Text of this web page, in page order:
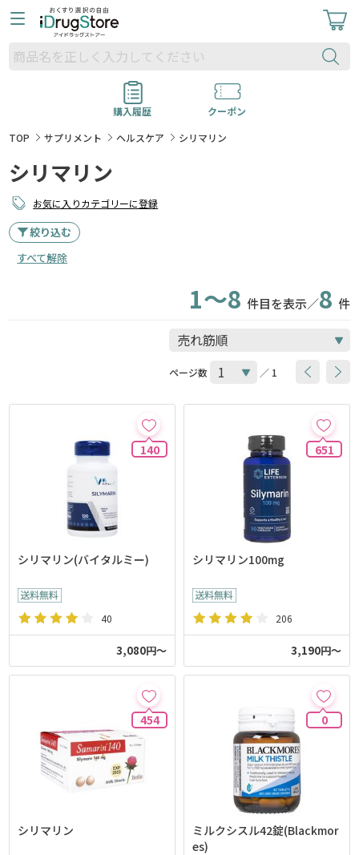
購入履歴
クーポン
TOP
サプリメント ヘルスケア シリマリン
シリマリン
お気に入りカテゴリーに登録
絞り込む
すべて解除
1～8 件目を表示／8 件
ページ数 ／ 1
140
シリマリン(バイタルミー)
40
3,080円～
651
シリマリン100mg
206
3,190円～
454
シリマリン
0
ミルクシスル42錠(Blackmor
es)